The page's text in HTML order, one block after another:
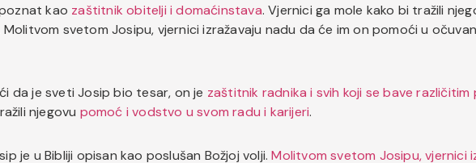
kao zaštitnik obitelji i domaćinstava. Vjernici ga mole kako bi tražili
svetom Josipu, vjernici izražavaju nadu da će im on pomoći u
da je sveti Josip bio tesar, on je zaštitnik radnika i svih koji se bave različitim
njegovu pomoć i vodstvo u svom radu i karijeri.
je u Bibliji opisan kao poslušan Božjoj volji.Molitvom svetom Josipu, vjernici